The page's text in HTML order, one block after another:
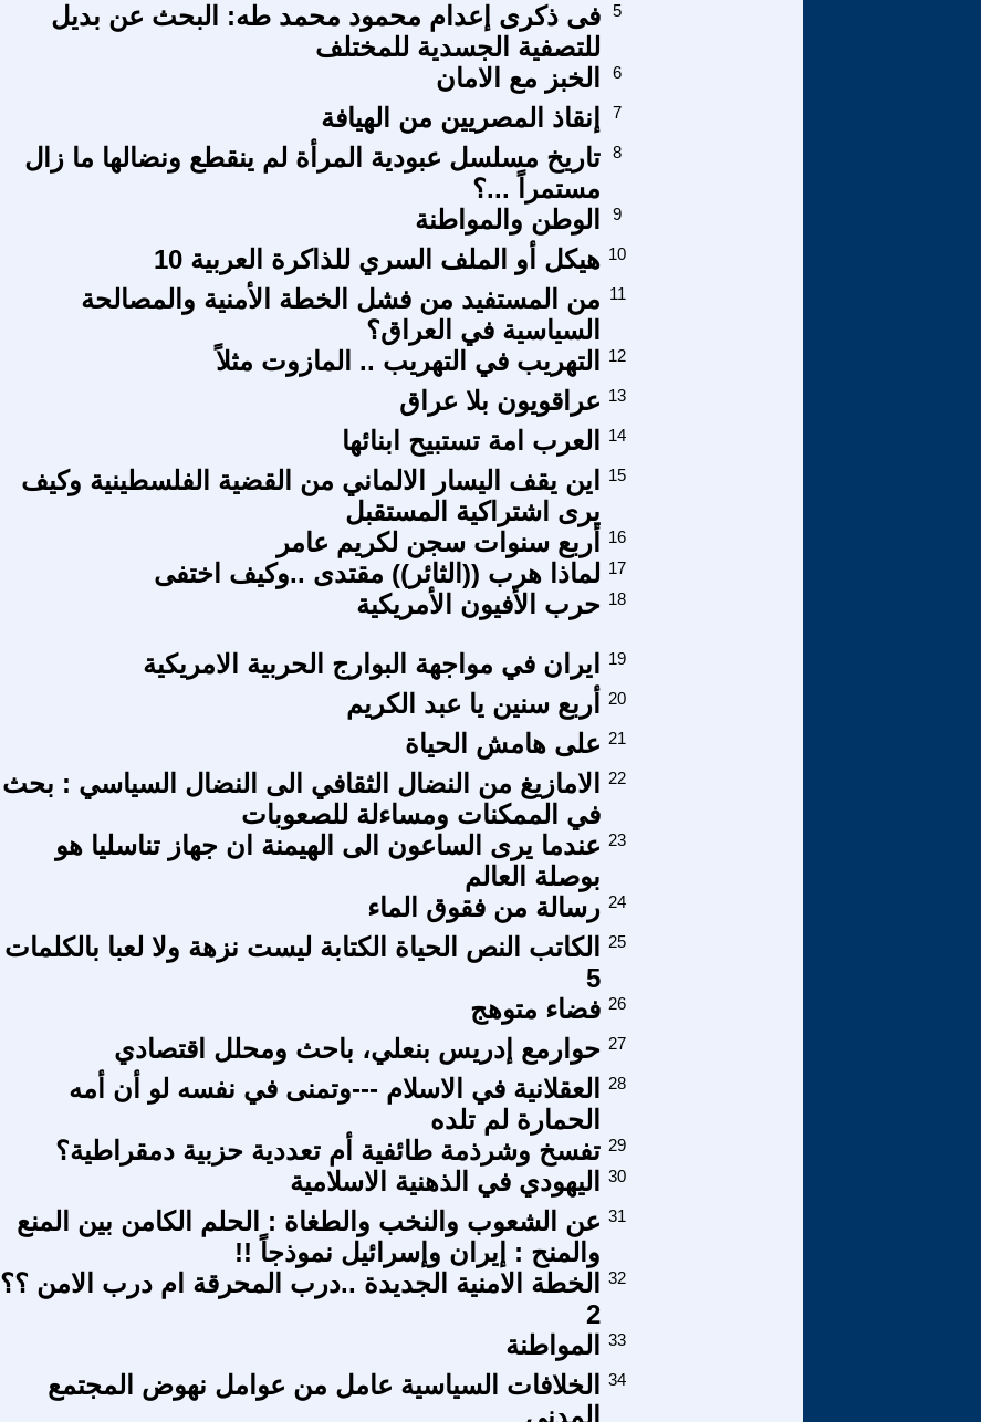
فى ذكرى إعدام محمود محمد طه: البحث عن بديل
للتصفية الجسدية للمختلف
5
الخبز مع الامان 6
إنقاذ المصريين من الهيافة 7
تاريخ مسلسل عبودية المرأة لم ينقطع ونضالها ما زال
مستمراً ...؟
8
الوطن والمواطنة 9
هيكل أو الملف السري للذاكرة العربية 10 10
من المستفيد من فشل الخطة الأمنية والمصالحة
السياسية في العراق؟
11
التهريب في التهريب .. المازوت مثلاً 12
عراقويون بلا عراق 13
العرب امة تستبيح ابنائها 14
اين يقف اليسار الالماني من القضية الفلسطينية وكيف
يرى اشتراكية المستقبل
15
أربع سنوات سجن لكريم عامر
16
لماذا هرب ((الثائر)) مقتدى ..وكيف اختفى 17
حرب الأفيون الأمريكية 18
ايران في مواجهة البوارج الحربية الامريكية 19
أربع سنين يا عبد الكريم 20
على هامش الحياة 21
الامازيغ من النضال الثقافي الى النضال السياسي : بحث
في الممكنات ومساءلة للصعوبات
22
عندما يرى الساعون الى الهيمنة ان جهاز تناسليا هو
بوصلة العالم
23
رسالة من فقوق الماء 24
الكاتب النص الحياة الكتابة ليست نزهة ولا لعبا بالكلمات
5
25
فضاء متوهج 26
حوارمع إدريس بنعلي، باحث ومحلل اقتصادي 27
العقلانية في الاسلام ---وتمنى في نفسه لو أن أمه
الحمارة لم تلده
28
تفسخ وشرذمة طائفية أم تعددية حزبية دمقراطية؟ 29
اليهودي في الذهنية الاسلامية 30
عن الشعوب والنخب والطغاة : الحلم الكامن بين المنع
والمنح : إيران وإسرائيل نموذجاً !!
31
الخطة الامنية الجديدة ..درب المحرقة ام درب الامن ؟؟
2
32
المواطنة 33
الخلافات السياسية عامل من عوامل نهوض المجتمع
المدني
34